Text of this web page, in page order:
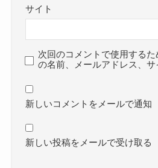
サイト
次回のコメントで使用する
の名前、メールアドレス、サ
新しいコメントをメールで通知
新しい投稿をメールで受け取る